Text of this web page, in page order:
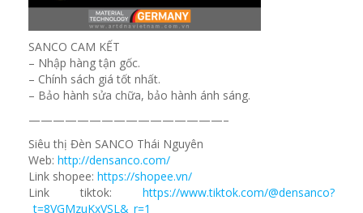
SANCO CAM KẾT
– Nhập hàng tận gốc.
– Chính sách giá tốt nhất.
– Bảo hành sửa chữa, bảo hành ánh sáng.
————————————————–
Siêu thị Đèn SANCO Thái Nguyên
Web: http://densanco.com/
Link shopee: https://shopee.vn/
Link tiktok: https://www.tiktok.com/@densanco?
_t=8VGMzuKxVSL&_r=1